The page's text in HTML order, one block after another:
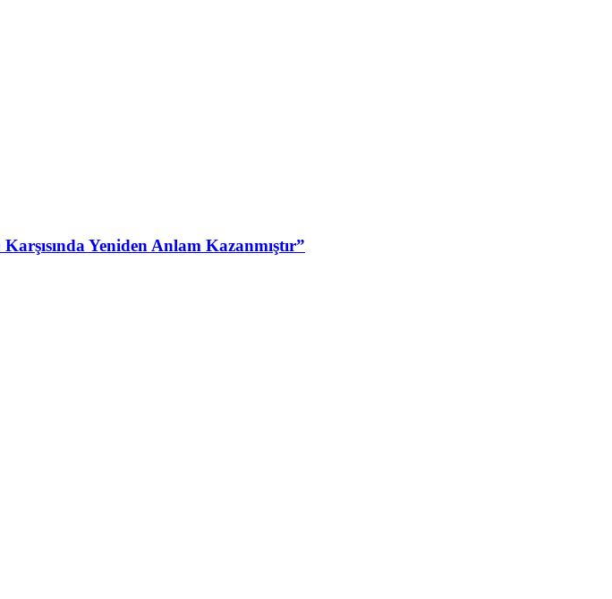
Yeniden Anlam Kazanmıştır”